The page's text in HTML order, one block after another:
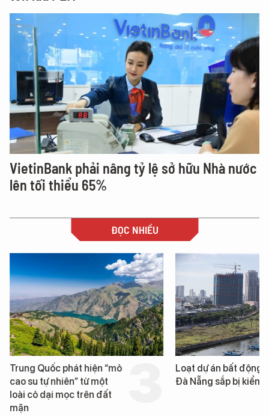
VietinBank phải nâng tỷ lệ sở hữu Nhà nước
lên tối thiểu 65%
ĐỌC NHIỀU
Trung Quốc phát hiện “mỏ
cao su tự nhiên” từ một
loài cỏ dại mọc trên đất
mặn
Loạt dự án bất động
Đà Nẵng sắp bị kiểm